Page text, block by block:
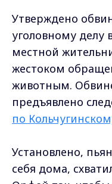
Утверждено
уголовному делу
местной
жестоком
животным.
предъявлено
по
Установлено,
себя дома,